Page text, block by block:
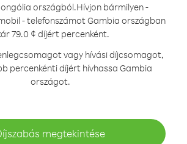
országból.Hívjon bármilyen -
- telefonszámot Gambia országban
79.0 ¢ díjért percenként.
vagy hívási díjcsomagot,
percenkénti díjért hívhassa Gambia
országot.
megtekintése